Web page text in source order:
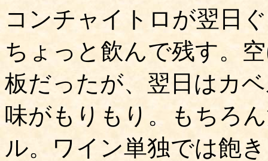
コンチャイトロが翌日
ちょっと飲んで残す。
板だったが、翌日はカ
味がもりもり。もちろ
ル。ワイン単独では飽